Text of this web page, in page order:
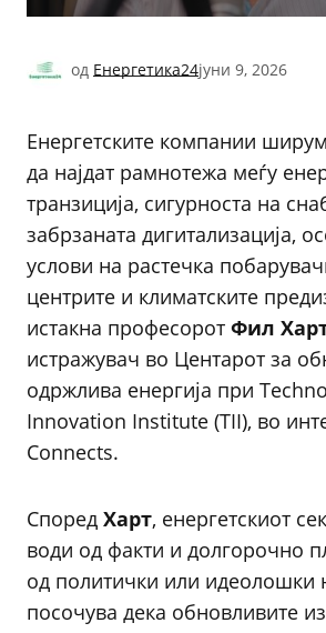
од Енергетика24јуни 9, 2026
Енергетските компании
да најдат рамнотежа меѓу
транзиција, сигурноста на
забрзаната дигитализација,
услови на растечка
центрите и климатските
истакна професорот Фил
истражувач во Центарот за
одржлива енергија при
Innovation Institute (TII), во
Connects.
Според Харт, енергетскиот
води од факти и долгорочно
од политички или идеолошки
посочува дека обновливите